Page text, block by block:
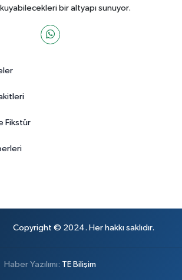
bir altyapı sunuyor.
Fikstür
Copyright © 2024. Her hakkı saklıdır.
Haber Yazılımı: TE Bilişim